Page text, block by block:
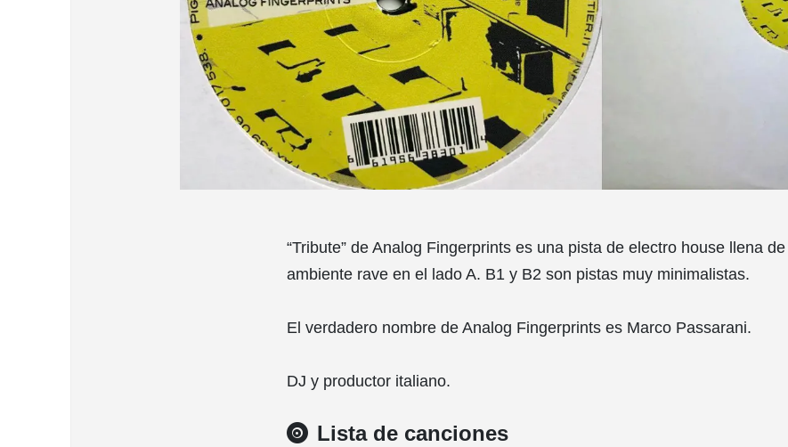
“Tribute” de Analog Fingerprints es una pista de electro house llena
ambiente rave en el lado A. B1 y B2 son pistas muy minimalistas.
El verdadero nombre de Analog Fingerprints es Marco Passarani.
DJ y productor italiano.
Lista de canciones